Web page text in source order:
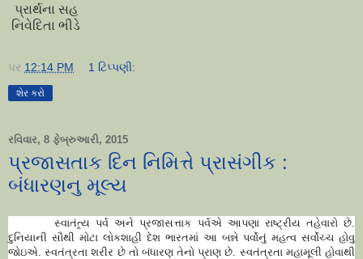
પ્રાર્થના સહ
નિવેદિતા ભીડે
પર 12:14 PM 1 ટિપ્પણી:
શેર કરો
રવિવાર, 8 ફેબ્રુઆરી, 2015
પ્રજાસતાક દિન નિમિત્તે પ્રાસંગીક :
બંધારણનુ મૂલ્ય
સ્વાતંત્ર્ય પર્વ અને પ્રજાસત્તાક પર્વએ આપણા રાષ્ટ્રીય તહેવારો છે.
દુનિયાની સૌથી મોટા લોકશાહી દેશ ભારતમાં આ બન્ને પર્વોનું મહત્વ સર્વોચ્ચ હોવુ
જોઇએ. સ્વતંત્રતા શરીર છે તો બંધારણ તેનો પ્રાણ છે. સ્વતંત્રતા મહામૂલી હોવાથી